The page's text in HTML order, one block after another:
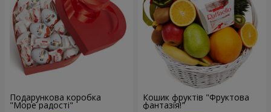
Подарункова коробка
"Море радості"
Кошик фруктів "Фруктова
фантазія!"